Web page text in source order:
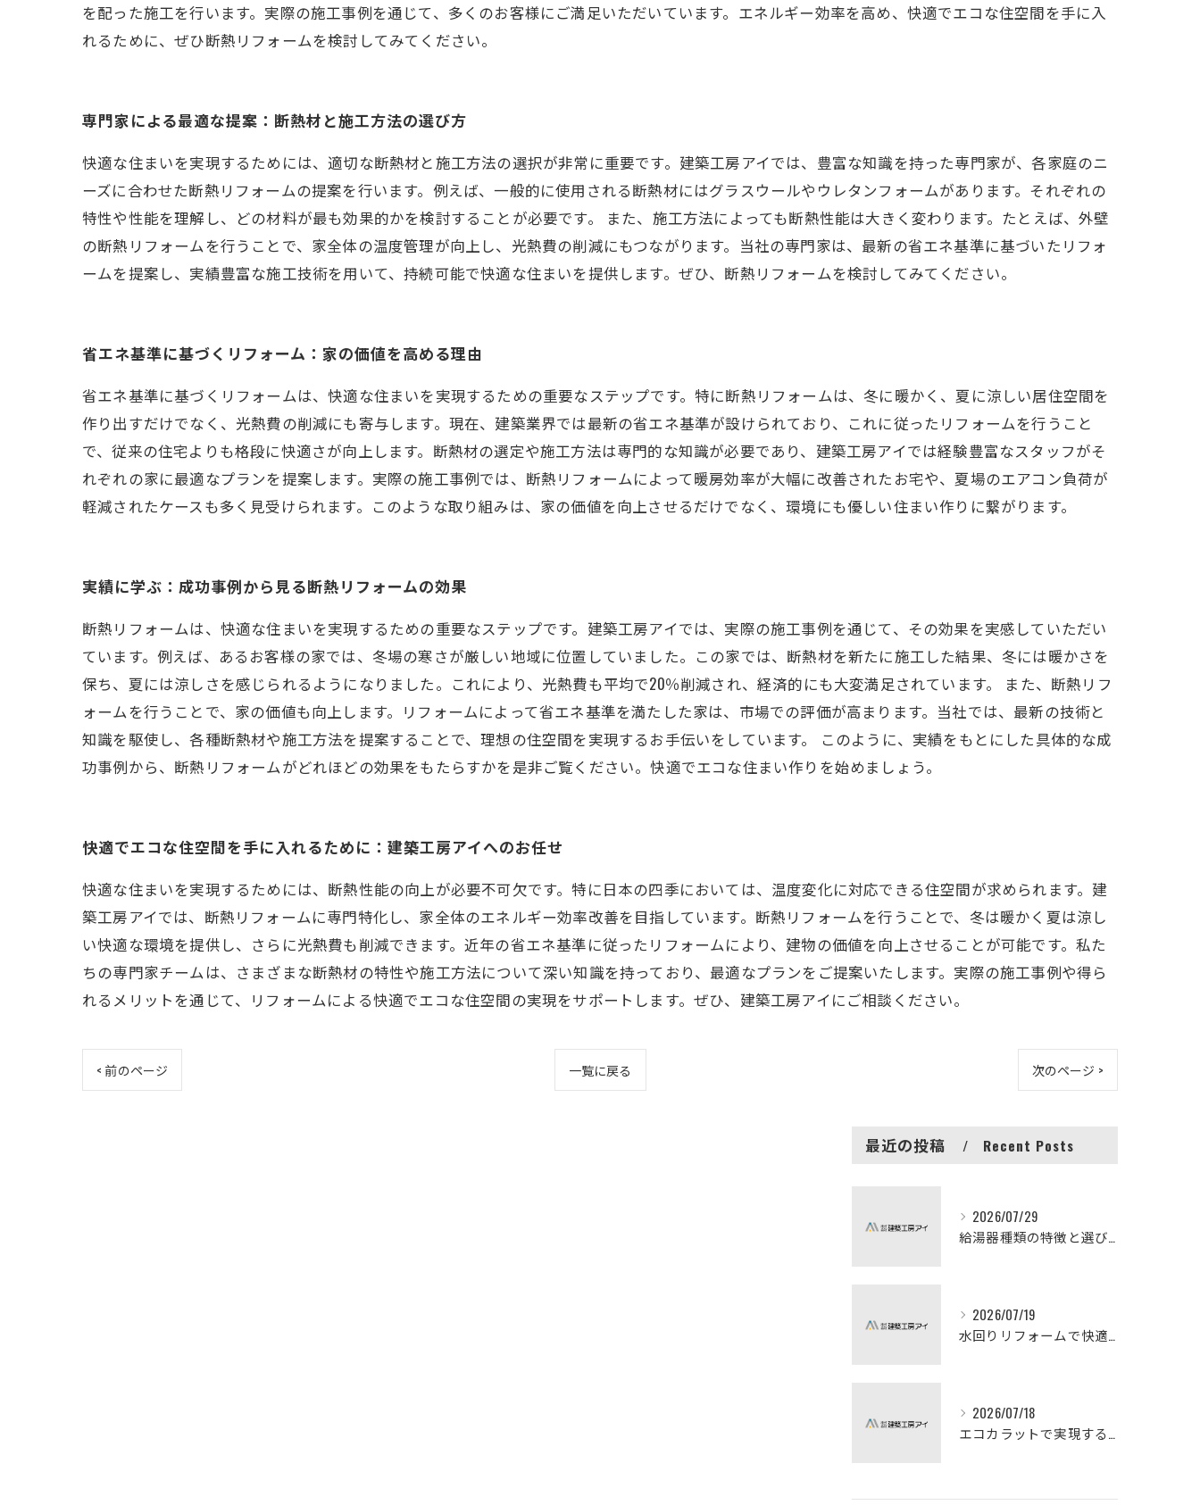
を配った施工を行います。実際の施工事例を通じて、多くのお客様にご満足いただいています。エネルギー効率を高め、快適でエコな住空間を手に入
れるために、ぜひ断熱リフォームを検討してみてください。
専門家による最適な提案：断熱材と施工方法の選び方
快適な住まいを実現するためには、適切な断熱材と施工方法の選択が非常に重要です。建築工房アイでは、豊富な知識を持った専門家が、各家庭のニ
ーズに合わせた断熱リフォームの提案を行います。例えば、一般的に使用される断熱材にはグラスウールやウレタンフォームがあります。それぞれの
特性や性能を理解し、どの材料が最も効果的かを検討することが必要です。 また、施工方法によっても断熱性能は大きく変わります。たとえば、外壁
の断熱リフォームを行うことで、家全体の温度管理が向上し、光熱費の削減にもつながります。当社の専門家は、最新の省エネ基準に基づいたリフォ
ームを提案し、実績豊富な施工技術を用いて、持続可能で快適な住まいを提供します。ぜひ、断熱リフォームを検討してみてください。
省エネ基準に基づくリフォーム：家の価値を高める理由
省エネ基準に基づくリフォームは、快適な住まいを実現するための重要なステップです。特に断熱リフォームは、冬に暖かく、夏に涼しい居住空間を
作り出すだけでなく、光熱費の削減にも寄与します。現在、建築業界では最新の省エネ基準が設けられており、これに従ったリフォームを行うこと
で、従来の住宅よりも格段に快適さが向上します。断熱材の選定や施工方法は専門的な知識が必要であり、建築工房アイでは経験豊富なスタッフがそ
れぞれの家に最適なプランを提案します。実際の施工事例では、断熱リフォームによって暖房効率が大幅に改善されたお宅や、夏場のエアコン負荷が
軽減されたケースも多く見受けられます。このような取り組みは、家の価値を向上させるだけでなく、環境にも優しい住まい作りに繋がります。
実績に学ぶ：成功事例から見る断熱リフォームの効果
断熱リフォームは、快適な住まいを実現するための重要なステップです。建築工房アイでは、実際の施工事例を通じて、その効果を実感していただい
ています。例えば、あるお客様の家では、冬場の寒さが厳しい地域に位置していました。この家では、断熱材を新たに施工した結果、冬には暖かさを
保ち、夏には涼しさを感じられるようになりました。これにより、光熱費も平均で20％削減され、経済的にも大変満足されています。 また、断熱リフ
ォームを行うことで、家の価値も向上します。リフォームによって省エネ基準を満たした家は、市場での評価が高まります。当社では、最新の技術と
知識を駆使し、各種断熱材や施工方法を提案することで、理想の住空間を実現するお手伝いをしています。 このように、実績をもとにした具体的な成
功事例から、断熱リフォームがどれほどの効果をもたらすかを是非ご覧ください。快適でエコな住まい作りを始めましょう。
快適でエコな住空間を手に入れるために：建築工房アイへのお任せ
快適な住まいを実現するためには、断熱性能の向上が必要不可欠です。特に日本の四季においては、温度変化に対応できる住空間が求められます。建
築工房アイでは、断熱リフォームに専門特化し、家全体のエネルギー効率改善を目指しています。断熱リフォームを行うことで、冬は暖かく夏は涼し
い快適な環境を提供し、さらに光熱費も削減できます。近年の省エネ基準に従ったリフォームにより、建物の価値を向上させることが可能です。私た
ちの専門家チームは、さまざまな断熱材の特性や施工方法について深い知識を持っており、最適なプランをご提案いたします。実際の施工事例や得ら
れるメリットを通じて、リフォームによる快適でエコな住空間の実現をサポートします。ぜひ、建築工房アイにご相談ください。
< 前のページ 一覧に戻る 次のページ >
最近の投稿 Recent Posts
2026/07/29
給湯器種類の特徴と選び方ガイド
2026/07/19
水回りリフォームで快適な暮らしを実現する方法
2026/07/18
エコカラットで実現する快適リフォームの秘訣